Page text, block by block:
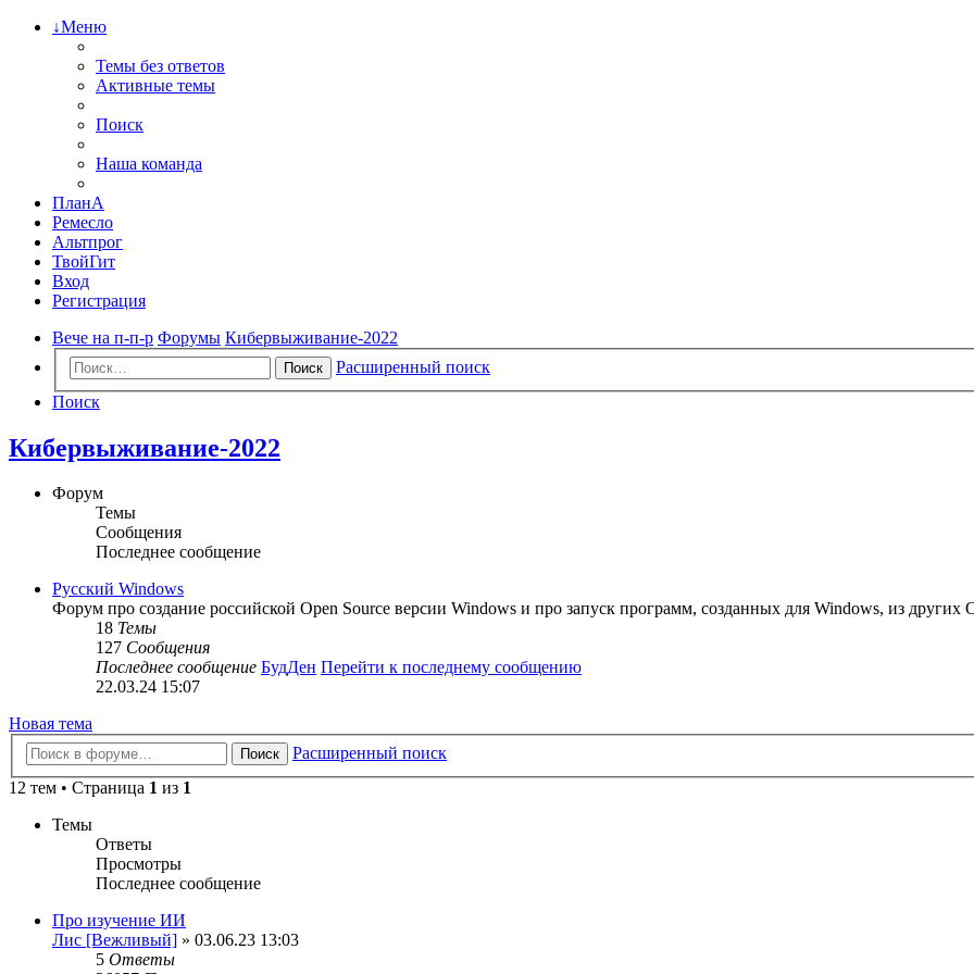
↓Меню
Темы без ответов
Активные темы
Поиск
Наша команда
ПланА
Ремесло
Альтпрог
ТвойГит
Вход
Регистрация
Вече на п-п-р Форумы Кибервыживание-2022
Поиск
Расширенный поиск
Поиск
Кибервыживание-2022
Форум
Темы
Сообщения
Последнее сообщение
Русский Windows
Форум про создание российской Open Source версии Windows и про запуск программ, созданных для Windows, из других
18 Темы
127 Сообщения
Последнее сообщение БудДен Перейти к последнему сообщению
22.03.24 15:07
Новая тема
Поиск
Расширенный поиск
12 тем • Страница 1 из 1
Темы
Ответы
Просмотры
Последнее сообщение
Про изучение ИИ
Лис [Вежливый] » 03.06.23 13:03
5 Ответы